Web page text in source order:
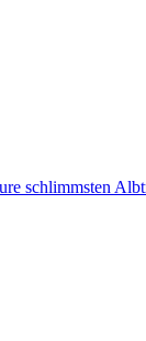
schlimmsten